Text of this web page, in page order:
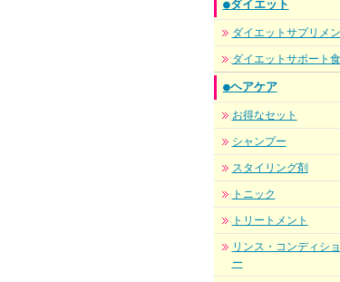
●ダイエット
ダイエットサプリメ
ダイエットサポート
●ヘアケア
お得なセット
シャンプー
スタイリング剤
トニック
トリートメント
リンス・コンディシ
ー